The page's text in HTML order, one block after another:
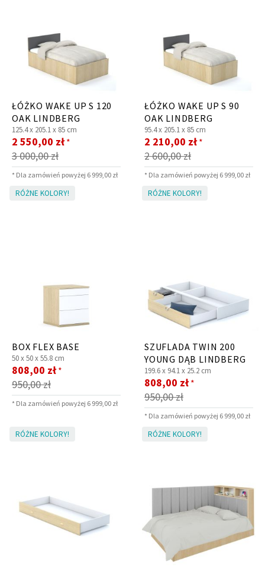
ŁÓŻKO WAKE UP S 120
OAK LINDBERG
125.4 x 205.1 x 85 cm
3 000,00 zł
Cena
promocyjna
2 550,00 zł *
* Dla zamówień powyżej 6 999,00 zł
ŁÓŻKO WAKE UP S 90
OAK LINDBERG
95.4 x 205.1 x 85 cm
2 600,00 zł
Cena
promocyjna
2 210,00 zł *
* Dla zamówień powyżej 6 999,00 zł
RÓŻNE KOLORY!
BOX FLEX BASE
50 x50 x55.8 cm
950,00 zł
Cena
promocyjna
808,00 zł *
* Dla zamówień powyżej 6 999,00 zł
RÓŻNE KOLORY!
SZUFLADA TWIN 200
YOUNG DĄB LINDBERG
199.6 x 94.1 x 25.2 cm
950,00 zł
Cena
promocyjna
808,00 zł *
* Dla zamówień powyżej 6 999,00 zł
RÓŻNE KOLORY! RÓŻNE KOLORY!